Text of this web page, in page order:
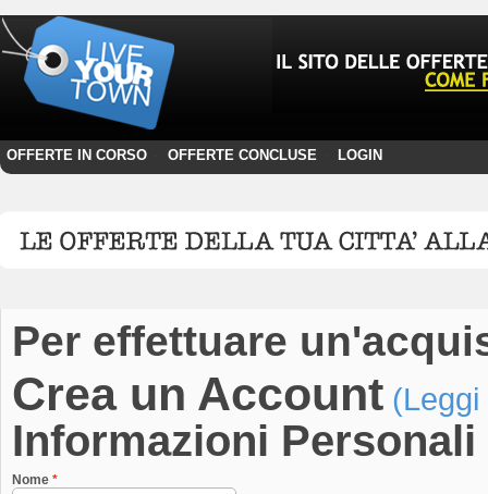
OFFERTE IN CORSO OFFERTE CONCLUSE LOGIN
Per effettuare
Crea un Account
Informazioni Personali
Nome *